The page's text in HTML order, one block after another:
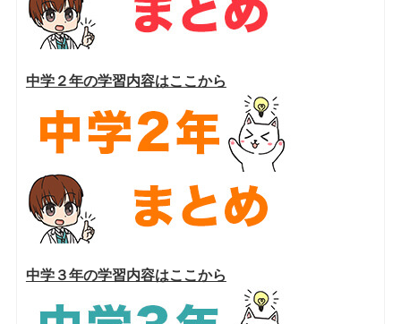
中学２年の学習内容はここから
中学３年の学習内容はここから